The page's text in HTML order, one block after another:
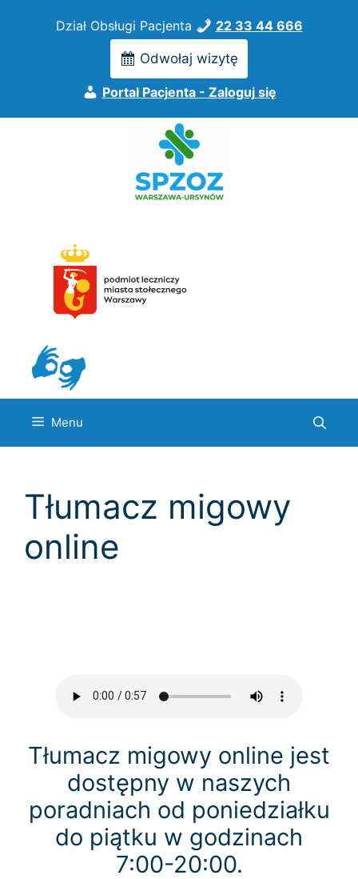
Dział Obsługi Pacjenta 22 33 44 666
Odwołaj wizytę
Portal Pacjenta - Zaloguj się
Menu
Tłumacz migowy
online
Tłumacz migowy online jest
dostępny w naszych
poradniach od poniedziałku
do piątku w godzinach
7:00-20:00.